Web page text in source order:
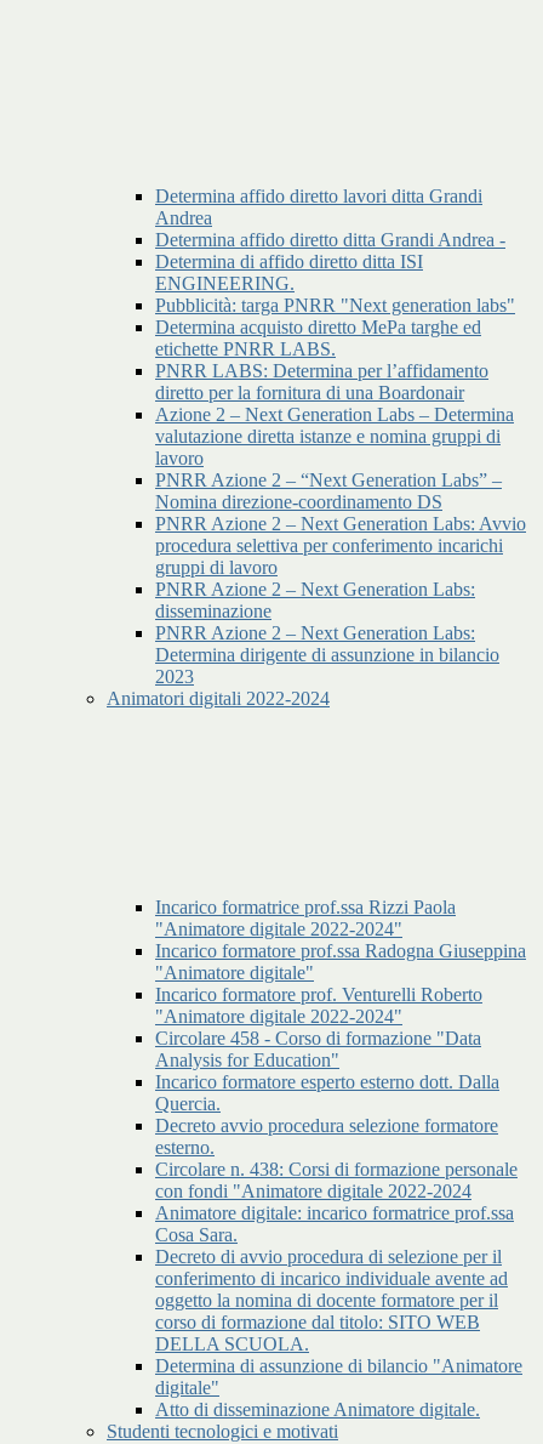
Determina affido diretto lavori ditta Grandi
Andrea
Determina affido diretto ditta Grandi Andrea -
Determina di affido diretto ditta ISI
ENGINEERING.
Pubblicità: targa PNRR "Next generation labs"
Determina acquisto diretto MePa targhe ed
etichette PNRR LABS.
PNRR LABS: Determina per l’affidamento
diretto per la fornitura di una Boardonair
Azione 2 – Next Generation Labs – Determina
valutazione diretta istanze e nomina gruppi di
lavoro
PNRR Azione 2 – “Next Generation Labs” –
Nomina direzione-coordinamento DS
PNRR Azione 2 – Next Generation Labs: Avvio
procedura selettiva per conferimento incarichi
gruppi di lavoro
PNRR Azione 2 – Next Generation Labs:
disseminazione
PNRR Azione 2 – Next Generation Labs:
Determina dirigente di assunzione in bilancio
2023
Animatori digitali 2022-2024
Incarico formatrice prof.ssa Rizzi Paola
"Animatore digitale 2022-2024"
Incarico formatore prof.ssa Radogna Giuseppina
"Animatore digitale"
Incarico formatore prof. Venturelli Roberto
"Animatore digitale 2022-2024"
Circolare 458 - Corso di formazione "Data
Analysis for Education"
Incarico formatore esperto esterno dott. Dalla
Quercia.
Decreto avvio procedura selezione formatore
esterno.
Circolare n. 438: Corsi di formazione personale
con fondi "Animatore digitale 2022-2024
Animatore digitale: incarico formatrice prof.ssa
Cosa Sara.
Decreto di avvio procedura di selezione per il
conferimento di incarico individuale avente ad
oggetto la nomina di docente formatore per il
corso di formazione dal titolo: SITO WEB
DELLA SCUOLA.
Determina di assunzione di bilancio "Animatore
digitale"
Atto di disseminazione Animatore digitale.
Studenti tecnologici e motivati